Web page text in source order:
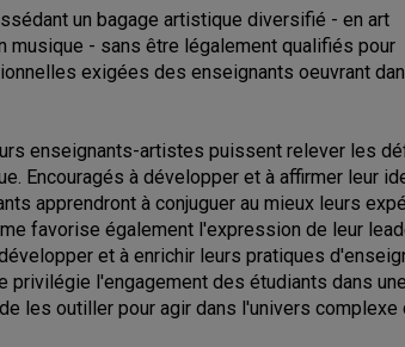
un bagage artistique diversifié - en art
musique - sans être légalement qualifiés pour
exigées des enseignants oeuvrant
enseignants-artistes puissent relever les
Encouragés à développer et à affirmer leur
apprendront à conjuguer au mieux leurs
favorise également l'expression de leur
et à enrichir leurs pratiques
privilégie l'engagement des étudiants dans une
les outiller pour agir dans l'univers complexe